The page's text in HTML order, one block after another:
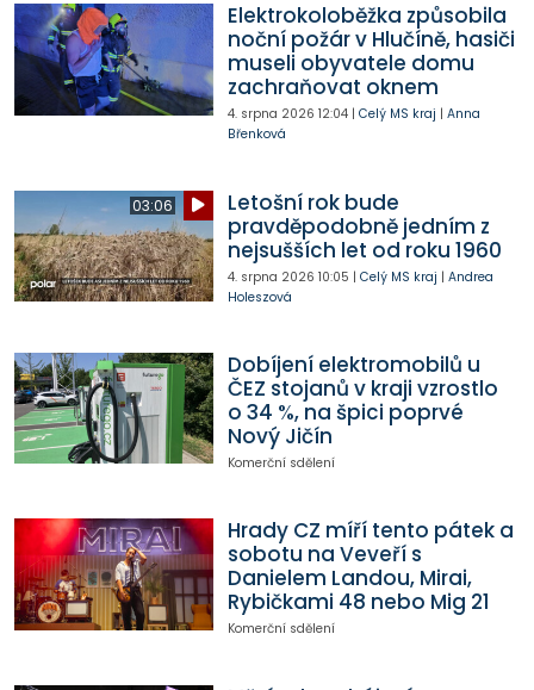
Elektrokoloběžka způsobila
noční požár v Hlučíně, hasiči
museli obyvatele domu
zachraňovat oknem
4. srpna 2026 12:04| Celý MS kraj | Anna
Břenková
03:06
Letošní rok bude
pravděpodobně jedním z
nejsušších let od roku 1960
4. srpna 2026 10:05 | Celý MS kraj | Andrea
Holeszová
Dobíjení elektromobilů u
ČEZ stojanů v kraji vzrostlo
o 34 %, na špici poprvé
Nový Jičín
Komerční sdělení
Hrady CZ míří tento pátek a
sobotu na Veveří s
Danielem Landou, Mirai,
Rybičkami 48 nebo Mig 21
Komerční sdělení